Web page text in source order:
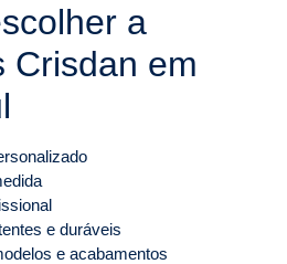
a
Crisdan em
e duráveis
e acabamentos